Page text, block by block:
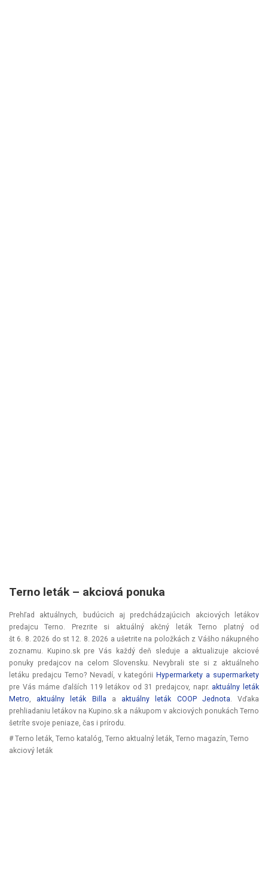
Terno leták – akciová ponuka
Prehľad aktuálnych, budúcich aj predchádzajúcich akciových letákov
predajcu Terno. Prezrite si aktuálný akčný leták Terno platný od
št 6. 8. 2026 do st 12. 8. 2026 a ušetrite na položkách z Vášho nákupného
zoznamu. Kupino.sk pre Vás každý deň sleduje a aktualizuje akciové
ponuky predajcov na celom Slovensku. Nevybrali ste si z aktuálneho
letáku predajcu Terno? Nevadí, v kategórii Hypermarkety a supermarkety
pre Vás máme ďalších 119 letákov od 31 predajcov, napr. aktuálny leták
Metro, aktuálny leták Billa a aktuálny leták COOP Jednota. Vďaka
prehliadaniu letákov na Kupino.sk a nákupom v akciových ponukách Terno
šetríte svoje peniaze, čas i prírodu.
# Terno leták, Terno katalóg, Terno aktualný leták, Terno magazín, Terno
akciový leták